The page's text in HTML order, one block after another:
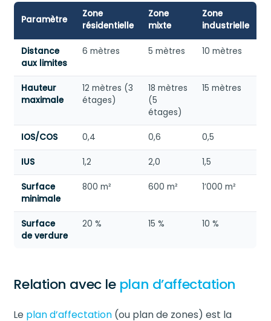
Paramètre
Zone
résidentielle
Zone
mixte
Zone
industrielle
Distance
aux limites
6 mètres 5 mètres 10 mètres
Hauteur
maximale
12 mètres (3
étages)
18 mètres
(5
étages)
15 mètres
IOS/COS 0,4 0,6 0,5
IUS 1,2 2,0 1,5
Surface
minimale
800 m² 600 m² 1’000 m²
Surface
de verdure
20 % 15 % 10 %
Relation avec le plan d’affectation
Le plan d’affectation (ou plan de zones) est la